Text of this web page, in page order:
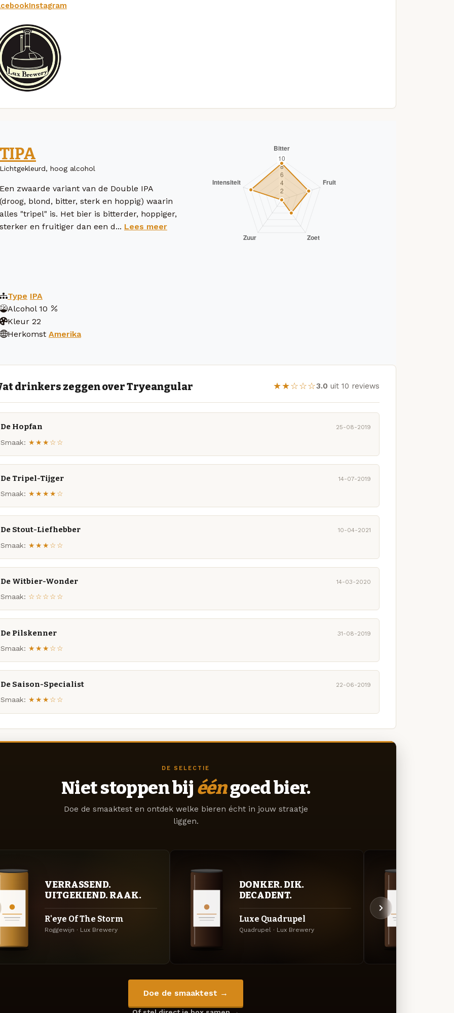
Instagram
TIPA
Lichtgekleurd, hoog alcohol
Een zwaarde variant van de Double IPA
(droog, blond, bitter, sterk en hoppig) waarin
alles "tripel" is. Het bier is bitterder, hoppiger,
sterker en fruitiger dan een d... Lees meer
Type IPA
Alcohol 10
Kleur 22
Herkomst Amerika
drinkers zeggen over Tryeangular ★★☆☆☆3.0 uit 10 reviews
De Hopfan 25-08-2019
Smaak: ★★★☆☆
De Tripel-Tijger 14-07-2019
Smaak: ★★★★☆
De Stout-Liefhebber 10-04-2021
Smaak: ★★★☆☆
De Witbier-Wonder 14-03-2020
Smaak: ☆☆☆☆☆
De Pilskenner 31-08-2019
Smaak: ★★★☆☆
De Saison-Specialist 22-06-2019
Smaak: ★★★☆☆
DE SELECTIE
Niet stoppen bij ééngoed bier.
Doe de smaaktest en ontdek welke bieren écht in jouw straatje
liggen.
VERRASSEND.
UITGEKIEND. RAAK.
R'eye Of The Storm
Roggewijn · Lux Brewery
DONKER. DIK.
DECADENT.
Luxe Quadrupel
Quadrupel · Lux Brewery
Doe de smaaktest →